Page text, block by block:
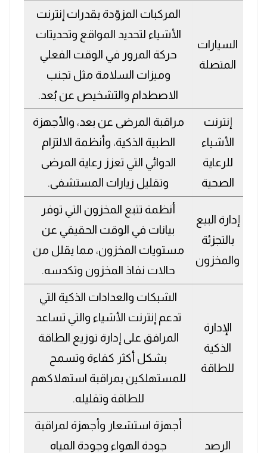
السيارات
المتصلة
المركبات المزوّدة بقدرات إنترنت
الأشياء لتحديد المواقع وتحديثات
حركة المرور في الوقت الفعلي
وميزات السلامة مثل تجنب
الاصطدام والتشخيص عن بُعد.
إنترنت
الأشياء
للرعاية
الصحية
مراقبة المرضى عن بعد، والأجهزة
الطبية الذكية، وأنظمة الالتزام
الدوائي التي تعزز رعاية المرضى
وتقليل زيارات المستشفى.
إدارة البيع
بالتجزئة
والمخزون
أنظمة تتبع المخزون التي توفر
بيانات في الوقت الحقيقي عن
مستويات المخزون، مما يقلل من
حالات نفاذ المخزون وتكدسه.
الإدارة
الذكية
للطاقة
الشبكات والعدادات الذكية التي
تدعم إنترنت الأشياء والتي تساعد
المرافق على إدارة توزيع الطاقة
بشكل أكثر كفاءة وتسمح
للمستهلكين بمراقبة استهلاكهم
للطاقة وتقليله.
الرصد
أجهزة استشعار وأجهزة لمراقبة
جودة الهواء وجودة المياه